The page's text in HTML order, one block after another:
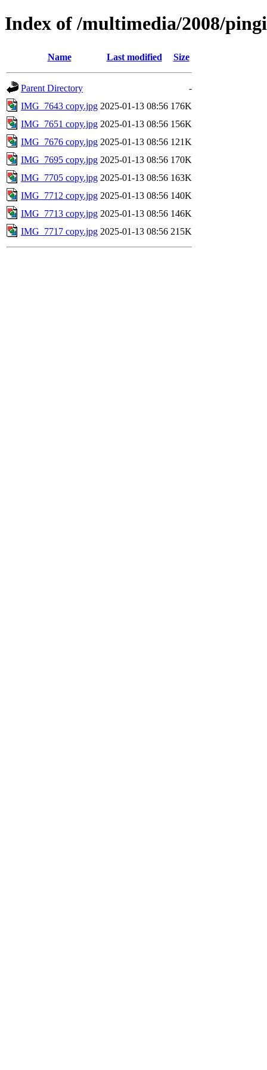
Index of /multimedia/2008/
Name Last modified Size
Parent Directory
-
IMG_7643 copy.jpg 2025-01-13 08:56 176K
IMG_7651 copy.jpg 2025-01-13 08:56 156K
IMG_7676 copy.jpg 2025-01-13 08:56 121K
IMG_7695 copy.jpg 2025-01-13 08:56 170K
IMG_7705 copy.jpg 2025-01-13 08:56 163K
IMG_7712 copy.jpg 2025-01-13 08:56 140K
IMG_7713 copy.jpg 2025-01-13 08:56 146K
IMG_7717 copy.jpg 2025-01-13 08:56 215K